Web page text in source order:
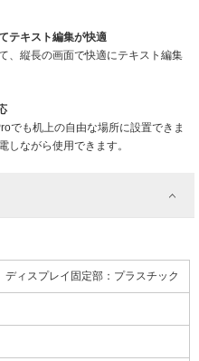
テキスト編集が快適
、縦長の画面で快適にテキスト編集
でも机上の自由な場所に設置できま
しながら使用できます。
ディスプレイ固定部：プラスチック